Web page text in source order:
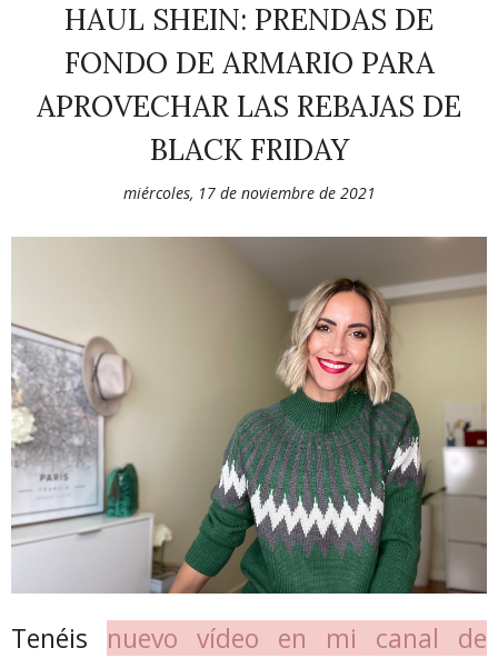
HAUL SHEIN: PRENDAS DE
FONDO DE ARMARIO PARA
APROVECHAR LAS REBAJAS DE
BLACK FRIDAY
miércoles, 17 de noviembre de 2021
Tenéis nuevo vídeo en mi canal de